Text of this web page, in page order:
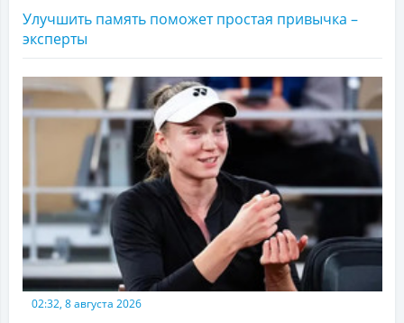
Улучшить память поможет простая привычка –
эксперты
02:32, 8 августа 2026